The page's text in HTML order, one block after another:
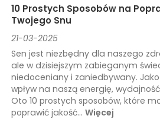
10 Prostych Sposobów na
Twojego Snu
21-03-2025
Sen jest niezbędny dla naszego
ale w dzisiejszym zabieganym
niedoceniany i zaniedbywany.
wpływ na naszą energię,
Oto 10 prostych sposobów, które
poprawić jakość... Więcej